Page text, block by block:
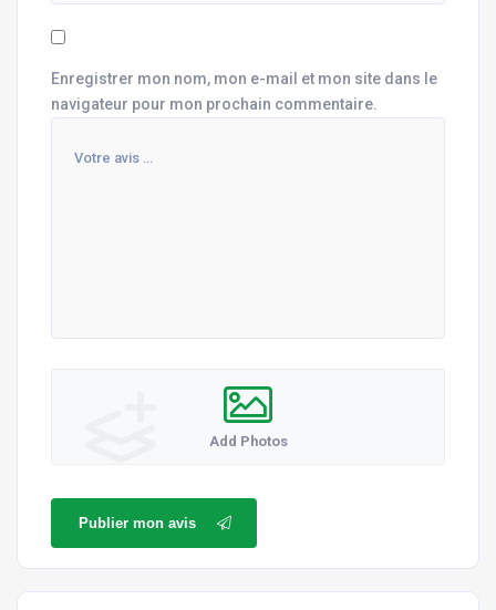
Enregistrer mon nom, mon e-mail et mon site dans le
navigateur pour mon prochain commentaire.
Add Photos
Publier mon avis